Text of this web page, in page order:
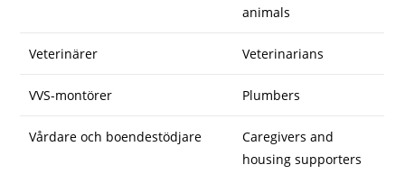
animals
Veterinärer Veterinarians
VVS-montörer Plumbers
Vårdare och boendestödjare
Caregivers and
housing supporters